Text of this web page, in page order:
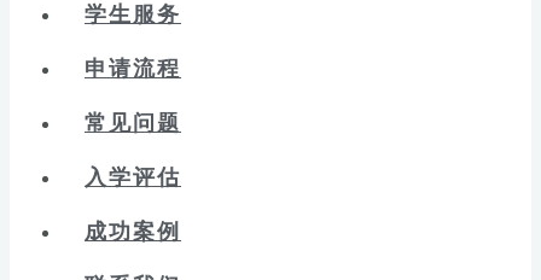
学生服务
申请流程
常见问题
入学评估
成功案例